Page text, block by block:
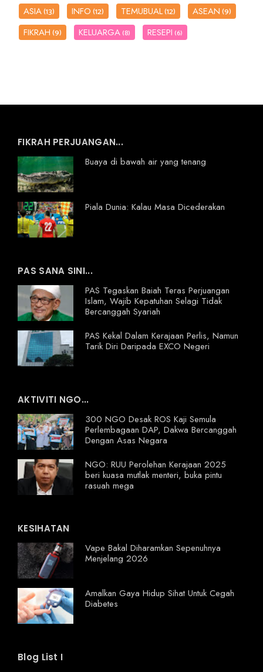
ASIA(13) INFO(12) TEMUBUAL(12) ASEAN(9)
FIKRAH(9) KELUARGA (8) RESEPI (6)
FIKRAH PERJUANGAN...
Buaya di bawah air yang tenang
Piala Dunia: Kalau Masa Dicederakan
PAS SANA SINI...
PAS Tegaskan Baiah Teras Perjuangan
Islam, Wajib Kepatuhan Selagi Tidak
Bercanggah Syariah
PAS Kekal Dalam Kerajaan Perlis, Namun
Tarik Diri Daripada EXCO Negeri
AKTIVITI NGO...
300 NGO Desak ROS Kaji Semula
Perlembagaan DAP, Dakwa Bercanggah
Dengan Asas Negara
NGO: RUU Perolehan Kerajaan 2025
beri kuasa mutlak menteri, buka pintu
rasuah mega
KESIHATAN
Vape Bakal Diharamkan Sepenuhnya
Menjelang 2026
Amalkan Gaya Hidup Sihat Untuk Cegah
Diabetes
Blog List I